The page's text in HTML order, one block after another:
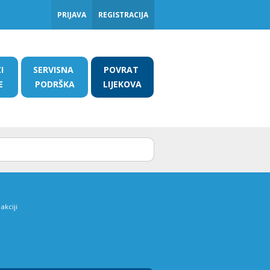
PRIJAVA REGISTRACIJA
SERVISNA
PODRŠKA
POVRAT
LIJEKOVA